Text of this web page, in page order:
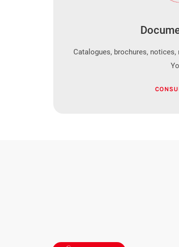
Catalogues, brochures,